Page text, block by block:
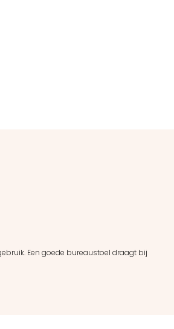
Een goede bureaustoel draagt bij